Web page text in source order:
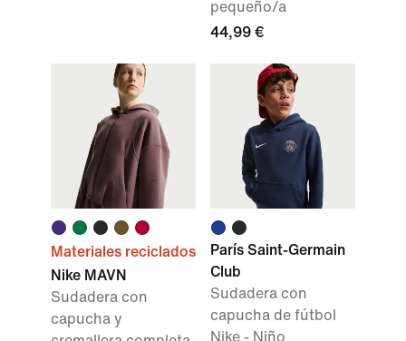
pequeño/a
44,99 €
Materiales reciclados
Nike MAVN
Sudadera con
capucha y
París Saint-Germain
Club
Sudadera con
capucha de fútbol
Nike - Niño